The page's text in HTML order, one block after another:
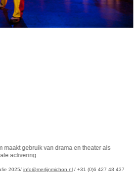
maakt gebruik van drama en theater als
activering.
2025/ info@merlijnmichon.nl / +31 (0)6 427 48 437